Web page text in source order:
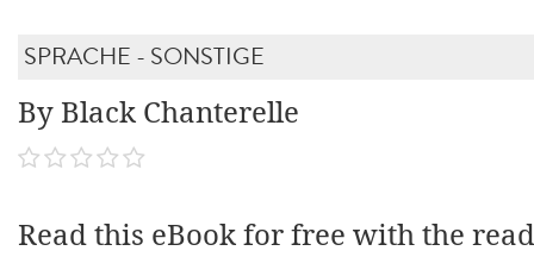
SPRACHE - SONSTIGE
By Black Chanterelle
Read this eBook for free with the